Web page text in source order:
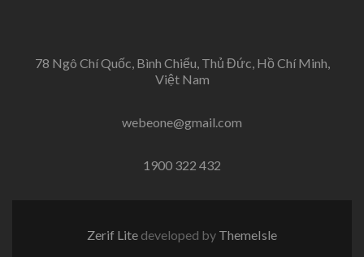
78 Ngô Chí Quốc, Bình Chiểu, Thủ Đức, Hồ Chí Minh,
Việt Nam
webeone@gmail.com
1900 322 432
Zerif Lite developed by ThemeIsle